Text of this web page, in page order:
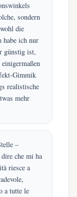
sondern
die
habe ich nur
günstig ist,
Gimmik
realistische
mehr
–
che mi ha
riesce a
a tutte le